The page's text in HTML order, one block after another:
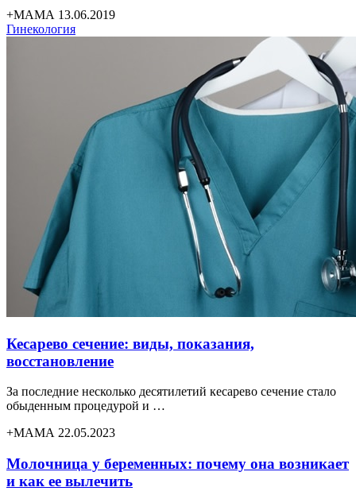
+МАМА 13.06.2019
Гинекология
Кесарево сечение: виды, показания,
восстановление
За последние несколько десятилетий кесарево сечение стало
обыденным процедурой и …
+МАМА 22.05.2023
Молочница у беременных: почему она возникает
и как ее вылечить